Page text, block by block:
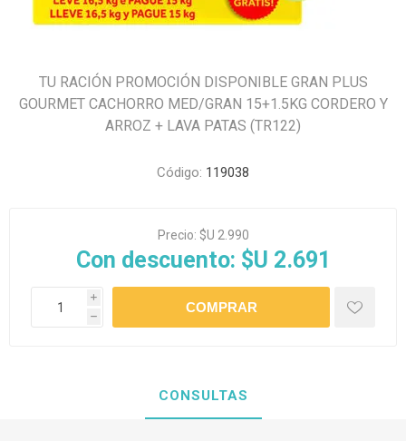
TU RACIÓN PROMOCIÓN DISPONIBLE GRAN PLUS
GOURMET CACHORRO MED/GRAN 15+1.5KG CORDERO Y
ARROZ + LAVA PATAS (TR122)
Código: 119038
Precio: $U 2.990
Con descuento: $U 2.691
i
h
CONSULTAS